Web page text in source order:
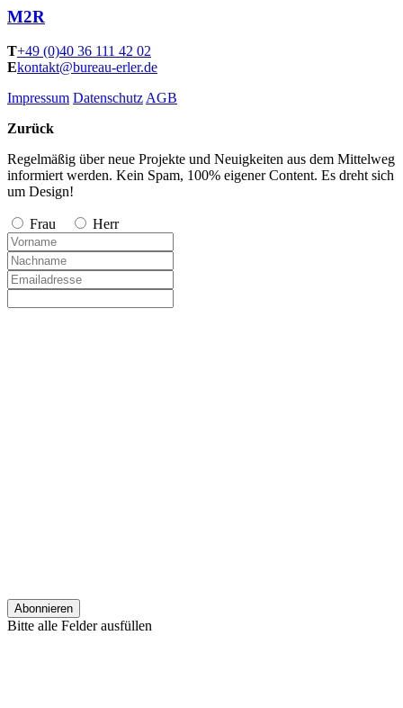
M2R
T+49 (0)40 36 111 42 02
Ekontakt@bureau-erler.de
Impressum DatenschutzAGB
Zurück
Regelmäßig über neue Projekte und Neuigkeiten aus dem Mittelweg
informiert werden. Kein Spam, 100% eigener Content. Es dreht sich
um Design!
Frau Herr
Bitte alle Felder ausfüllen